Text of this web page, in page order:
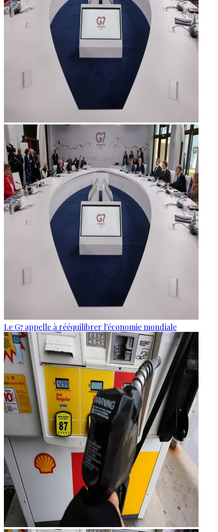
Le G7 appelle à rééquilibrer l'économie mondiale